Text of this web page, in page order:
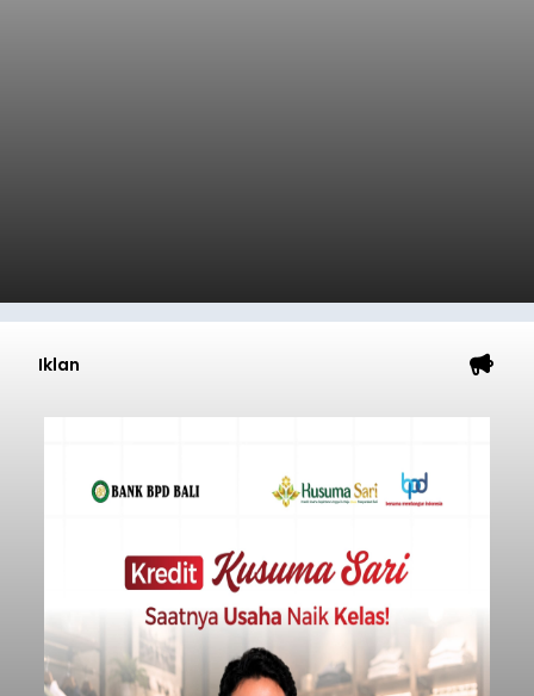
Iklan